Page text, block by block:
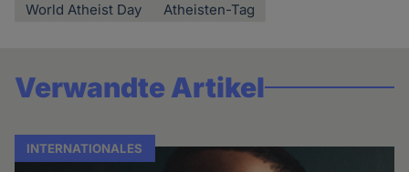
World Atheist Day Atheisten-Tag
Verwandte Artikel
INTERNATIONALES